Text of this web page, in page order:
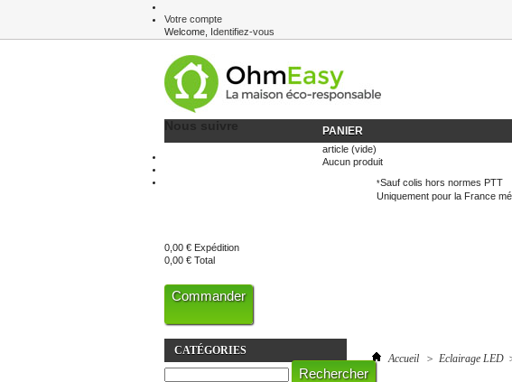
Votre compte
Welcome, Identifiez-vous
Newsletter
PANIER
article (vide)
Aucun produit
*Sauf colis hors normes PTT
Uniquement pour la France
0,00 € Expédition
0,00 € Total
Commander
CATÉGORIES
Accueil > Eclairage LED